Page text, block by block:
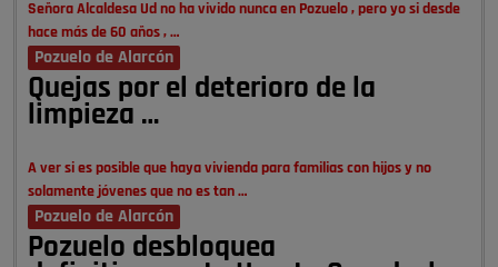
Señora Alcaldesa Ud no ha vivido nunca en Pozuelo , pero yo si desde
hace más de 60 años , …
Pozuelo de Alarcón
Quejas por el deterioro de la
limpieza …
A ver si es posible que haya vivienda para familias con hijos y no
solamente jóvenes que no es tan …
Pozuelo de Alarcón
Pozuelo desbloquea